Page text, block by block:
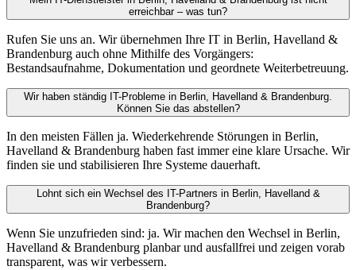
erreichbar – was tun?
Rufen Sie uns an. Wir übernehmen Ihre IT in Berlin, Havelland &
Brandenburg auch ohne Mithilfe des Vorgängers:
Bestandsaufnahme, Dokumentation und geordnete Weiterbetreuung.
Wir haben ständig IT-Probleme in Berlin, Havelland & Brandenburg.
Können Sie das abstellen?
In den meisten Fällen ja. Wiederkehrende Störungen in Berlin,
Havelland & Brandenburg haben fast immer eine klare Ursache. Wir
finden sie und stabilisieren Ihre Systeme dauerhaft.
Lohnt sich ein Wechsel des IT-Partners in Berlin, Havelland &
Brandenburg?
Wenn Sie unzufrieden sind: ja. Wir machen den Wechsel in Berlin,
Havelland & Brandenburg planbar und ausfallfrei und zeigen vorab
transparent, was wir verbessern.